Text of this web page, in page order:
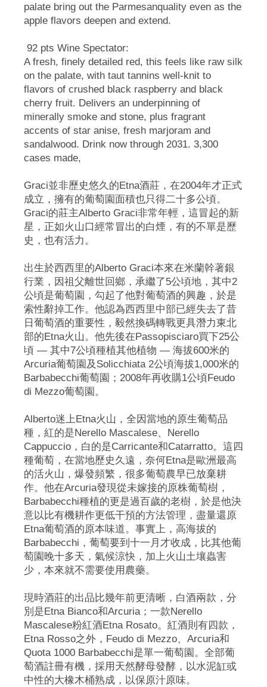
palate bring out the Parmesanquality even as the
apple flavors deepen and extend.
92 pts Wine Spectator:
A fresh, finely detailed red, this feels like raw silk
on the palate, with taut tannins well-knit to
flavors of crushed black raspberry and black
cherry fruit. Delivers an underpinning of
minerally smoke and stone, plus fragrant
accents of star anise, fresh marjoram and
sandalwood. Drink now through 2031. 3,300
cases made,
Graci並非歷史悠久的Etna酒莊，在2004年才正式
成立，擁有的葡萄園面積也只得二十多公頃。
Graci的莊主Alberto Graci非常年輕，這冒起的新
星，正如火山口經常冒出的白煙，有的不單是歷
史，也有活力。
出生於西西里的Alberto Graci本來在米蘭幹著銀
行業，因祖父離世回鄉，承繼了5公頃地，其中2
公頃是葡萄園，勾起了他對葡萄酒的興趣，於是
索性辭掉工作。他認為西西里中部已經失去了昔
日葡萄酒的重要性，毅然換碼轉戰更具潛力東北
部的Etna火山。他先後在Passopisciaro買下25公
頃 — 其中7公頃種植其他植物 — 海拔600米的
Arcuria葡萄園及Solicchiata 2公頃海拔1,000米的
Barbabecchi葡萄園；2008年再收購1公頃Feudo
di Mezzo葡萄園。
Alberto迷上Etna火山，全因當地的原生葡萄品
種，紅的是Nerello Mascalese、Nerello
Cappuccio，白的是Carricante和Catarratto。這四
種葡萄，在當地歷史久遠，奈何Etna是歐洲最高
的活火山，爆發頻繁，很多葡萄農早已放棄耕
作。他在Arcuria發現從未嫁接的原株葡萄樹，
Barbabecchi種植的更是過百歲的老樹，於是他決
意以比有機耕作更低干預的方法管理，盡量還原
Etna葡萄酒的原本味道。事實上，高海拔的
Barbabecchi，葡萄要到十一月才收成，比其他葡
萄園晚十多天，氣候涼快，加上火山土壤蟲害
少，本來就不需要使用農藥。
現時酒莊的出品比幾年前更清晰，白酒兩款，分
別是Etna Bianco和Arcuria；一款Nerello
Mascalese粉紅酒Etna Rosato。紅酒則有四款，
Etna Rosso之外，Feudo di Mezzo、Arcuria和
Quota 1000 Barbabecchi是單一葡萄園。全部葡
萄酒註冊有機，採用天然酵母發酵，以水泥缸或
中性的大橡木桶熟成，以保原汁原味。